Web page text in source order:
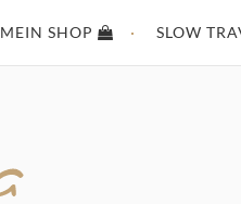
MEIN SHOP SLOW